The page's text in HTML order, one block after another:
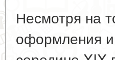
Несмотря на
оформления